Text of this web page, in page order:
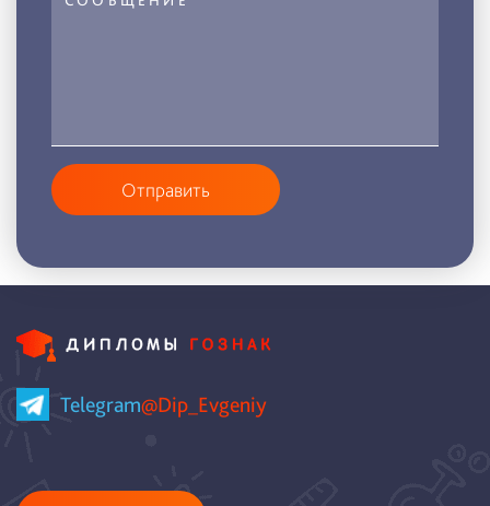
Отправить
Telegram@Dip_Evgeniy